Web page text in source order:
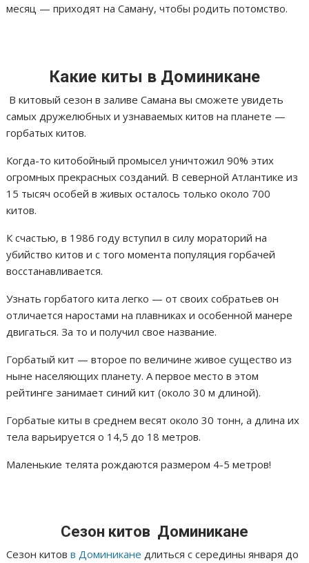
месяц — приходят на Саману, чтобы родить потомство.
Какие киты в Доминикане
В китовый сезон в заливе Самана вы сможете увидеть
самых дружелюбных и узнаваемых китов на планете —
горбатых китов.
Когда-то китобойный промысел уничтожил 90% этих
огромных прекрасных созданий. В северной Атлантике из
15 тысяч особей в живых осталось только около 700
китов.
К счастью, в 1986 году вступил в силу мораторий на
убийство китов и с того момента популяция горбачей
восстанавливается.
Узнать горбатого кита легко — от своих собратьев он
отличается наростами на плавниках и особенной манере
двигаться. За то и получил свое название.
Горбатый кит — второе по величине живое существо из
ныне населяющих планету. А первое место в этом
рейтинге занимает синий кит (около 30 м длиной).
Горбатые киты в среднем весят около 30 тонн, а длина их
тела варьируется о 14,5 до 18 метров.
Маленькие телята рождаются размером 4-5 метров!
Сезон китов Доминикане
Сезон китовв Доминикане длиться с середины января до